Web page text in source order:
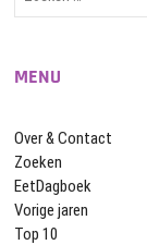
MENU
Over & Contact
Zoeken
EetDagboek
Vorige jaren
Top 10